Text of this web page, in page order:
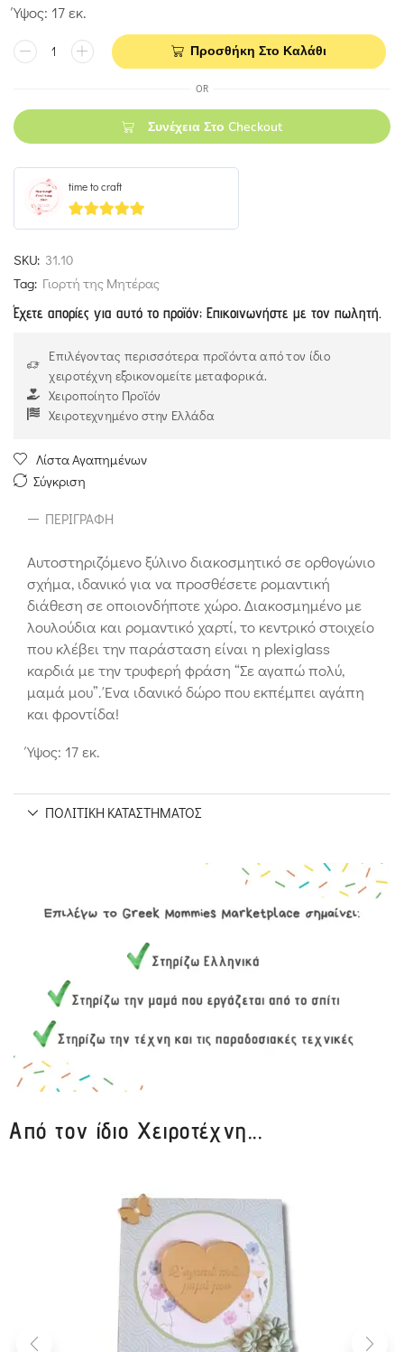
Ύψος: 17 εκ.
Προσθήκη Στο Καλάθι
OR
Συνέχεια Στο Checkout
time to craft
5out of 5
SKU: 31.10
Tag: Γιορτή της Μητέρας
Έχετε απορίες για αυτό το προϊόν; Επικοινωνήστε με τον πωλητή.
Επιλέγοντας περισσότερα προϊόντα από τον ίδιο
χειροτέχνη εξοικονομείτε μεταφορικά.
Χειροποίητο Προϊόν
Χειροτεχνημένο στην Ελλάδα
Λίστα Αγαπημένων
Σύγκριση
ΠΕΡΙΓΡΑΦΉ
Αυτοστηριζόμενο ξύλινο διακοσμητικό σε ορθογώνιο
σχήμα, ιδανικό για να προσθέσετε ρομαντική
διάθεση σε οποιονδήποτε χώρο. Διακοσμημένο με
λουλούδια και ρομαντικό χαρτί, το κεντρικό στοιχείο
που κλέβει την παράσταση είναι η plexiglass
καρδιά με την τρυφερή φράση “Σε αγαπώ πολύ,
μαμά μου”. Ένα ιδανικό δώρο που εκπέμπει αγάπη
και φροντίδα!
Ύψος: 17 εκ.
ΠΟΛΙΤΙΚΉ ΚΑΤΑΣΤΉΜΑΤΟΣ
Από τον ίδιο Χειροτέχνη...